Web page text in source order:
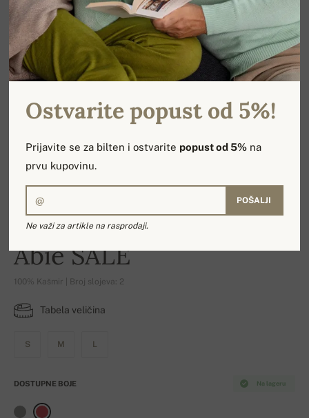
-16%
Abie SALE
100% Kašmir | Broj slojeva: 2
Tabela veličina
S M L
Na lageru
DOSTUPNE BOJE
Ostvarite popust od 5%!
Prijavite se za bilten i ostvarite popust od 5% na
prvu kupovinu.
POŠALJI
Ne važi za artikle na rasprodaji.